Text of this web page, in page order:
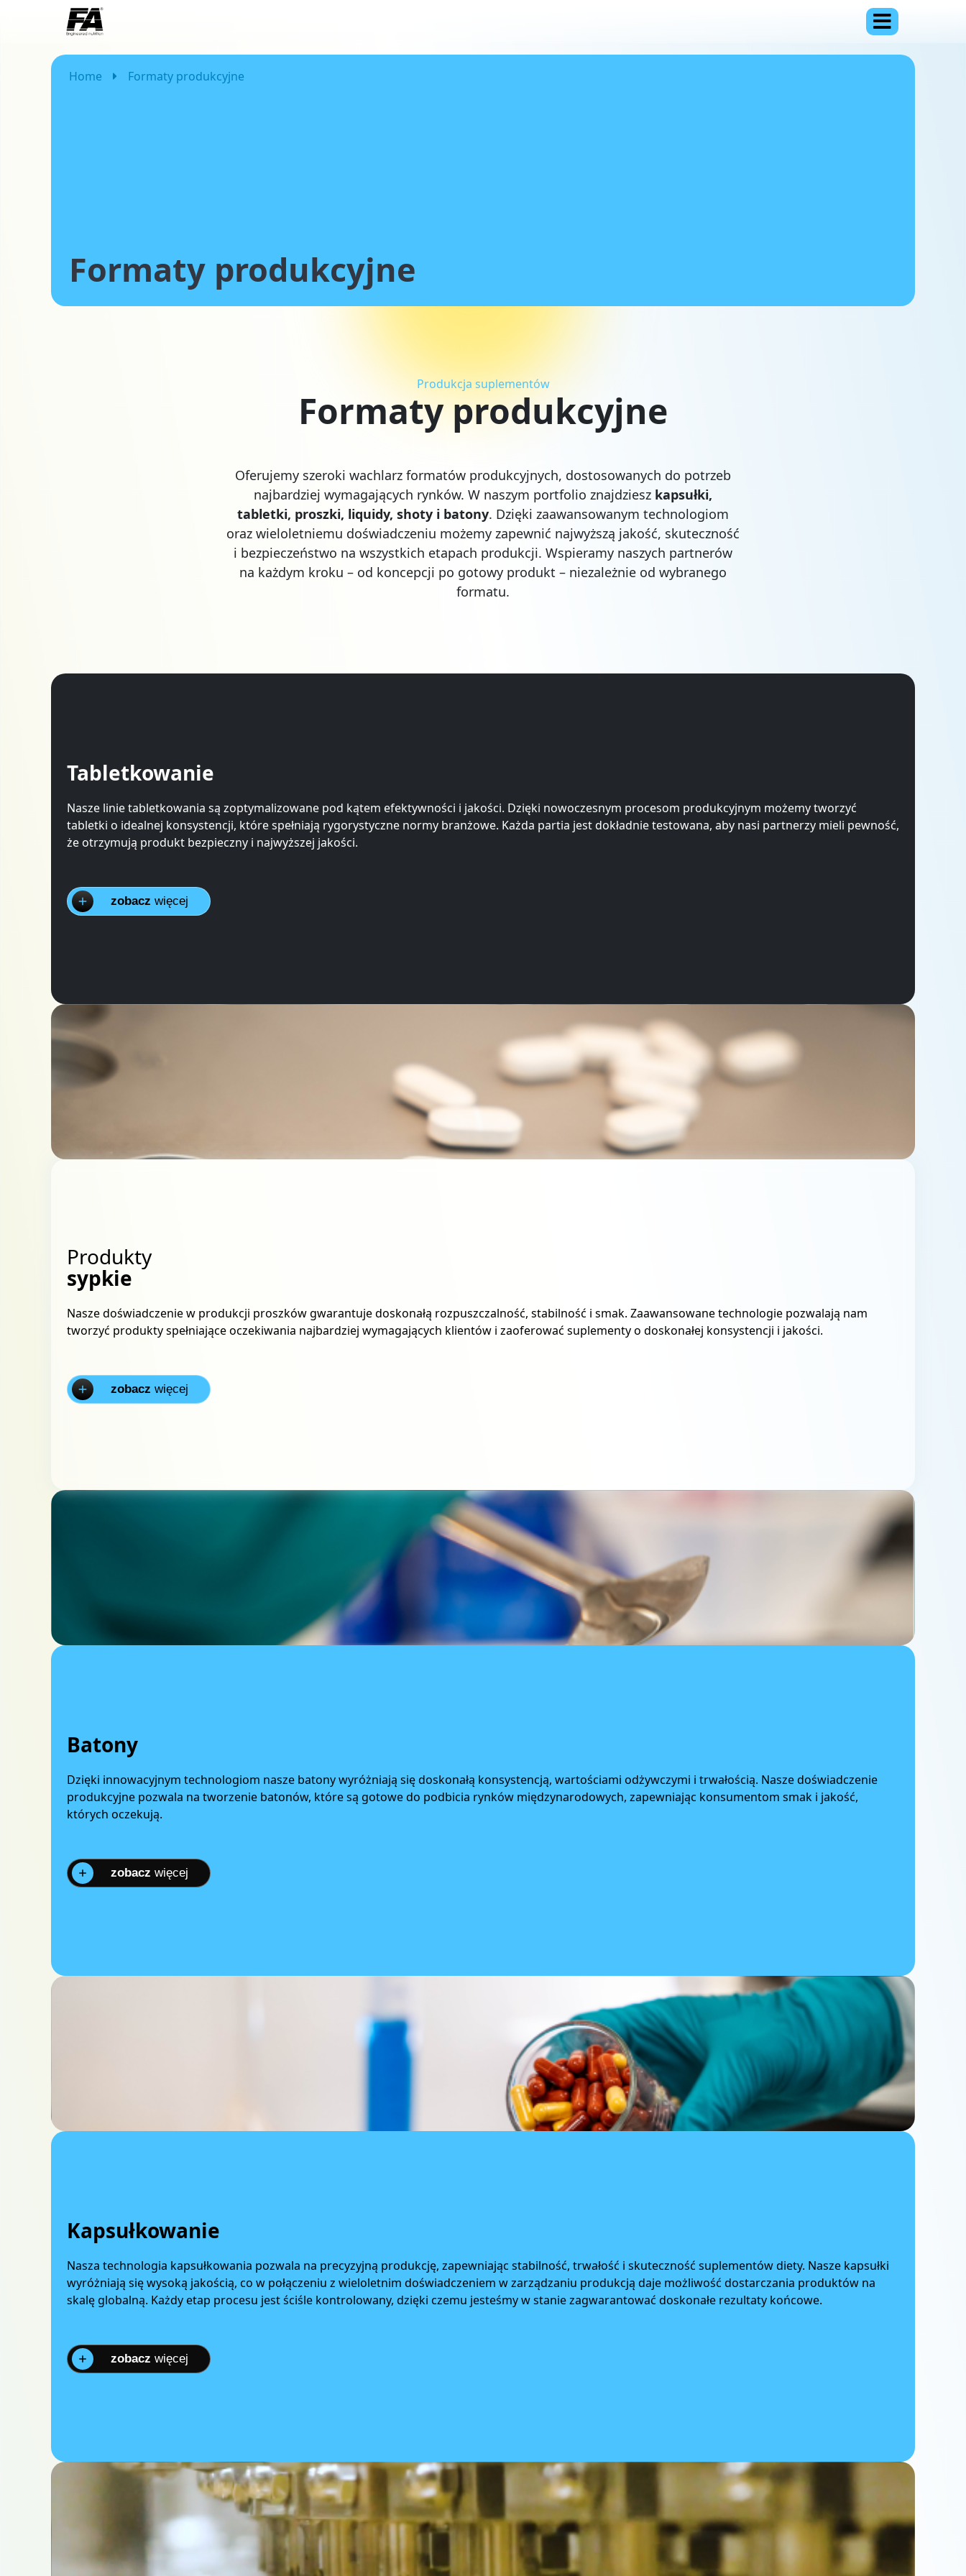
Home Formaty produkcyjne
Formaty produkcyjne
Produkcja suplementów
Formaty produkcyjne
Oferujemy szeroki wachlarz formatów produkcyjnych, dostosowanych do potrzeb
najbardziej wymagających rynków. W naszym portfolio znajdziesz kapsułki,
tabletki, proszki, liquidy, shoty i batony. Dzięki zaawansowanym technologiom
oraz wieloletniemu doświadczeniu możemy zapewnić najwyższą jakość, skuteczność
i bezpieczeństwo na wszystkich etapach produkcji. Wspieramy naszych partnerów
na każdym kroku – od koncepcji po gotowy produkt – niezależnie od wybranego
formatu.
Tabletkowanie
Nasze linie tabletkowania są zoptymalizowane pod kątem efektywności i jakości. Dzięki nowoczesnym procesom produkcyjnym możemy tworzyć
tabletki o idealnej konsystencji, które spełniają rygorystyczne normy branżowe. Każda partia jest dokładnie testowana, aby nasi partnerzy mieli pewność,
że otrzymują produkt bezpieczny i najwyższej jakości.
zobacz więcej
Produkty
sypkie
Nasze doświadczenie w produkcji proszków gwarantuje doskonałą rozpuszczalność, stabilność i smak. Zaawansowane technologie pozwalają nam
tworzyć produkty spełniające oczekiwania najbardziej wymagających klientów i zaoferować suplementy o doskonałej konsystencji i jakości.
zobacz więcej
Batony
Dzięki innowacyjnym technologiom nasze batony wyróżniają się doskonałą konsystencją, wartościami odżywczymi i trwałością. Nasze doświadczenie
produkcyjne pozwala na tworzenie batonów, które są gotowe do podbicia rynków międzynarodowych, zapewniając konsumentom smak i jakość,
których oczekują.
zobacz więcej
Kapsułkowanie
Nasza technologia kapsułkowania pozwala na precyzyjną produkcję, zapewniając stabilność, trwałość i skuteczność suplementów diety. Nasze kapsułki
wyróżniają się wysoką jakością, co w połączeniu z wieloletnim doświadczeniem w zarządzaniu produkcją daje możliwość dostarczania produktów na
skalę globalną. Każdy etap procesu jest ściśle kontrolowany, dzięki czemu jesteśmy w stanie zagwarantować doskonałe rezultaty końcowe.
zobacz więcej